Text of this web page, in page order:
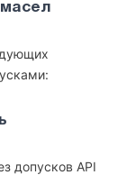
допусков API